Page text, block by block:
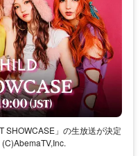
SHOWCASE」の生放送が決定